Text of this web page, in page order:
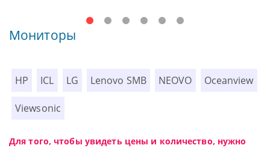
Мониторы
HP ICL LG Lenovo SMB NEOVO Oceanview
Viewsonic
Для того, чтобы увидеть цены и количество, нужно